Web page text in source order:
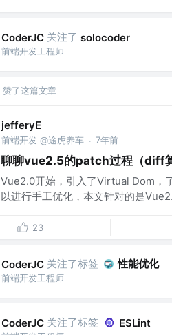
CoderJC 关注了 solocoder
前端开发工程师
赞了这篇文章
jefferyE
前端开发 @途虎养车 · 7年前
聊聊vue2.5的patch过程（diff算
Vue2.0开始，引入了Virtual Dom，
以进行手工优化，本文针对的是
23
CoderJC 关注了标签 性能优化
前端开发工程师
CoderJC 关注了标签 ESLint